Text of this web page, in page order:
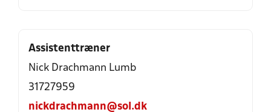
Assistenttræner
Nick Drachmann Lumb
31727959
nickdrachmann@sol.dk